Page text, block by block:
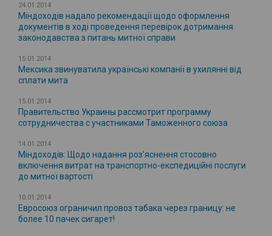
24.01.2014
Міндоходів надало рекомендації щодо оформлення
документів в ході проведення перевірок дотримання
законодавства з питань митної справи
15.01.2014
Мексика звинуватила українські компанії в ухилянні від
сплати мита
15.01.2014
Правительство Украины рассмотрит программу
сотрудничества с участниками Таможенного союза
14.01.2014
Міндоходів: Щодо надання роз’яснення стосовно
включення витрат на транспортно-експедиційні послуги
до митної вартості
10.01.2014
Евросоюз ограничил провоз табака через границу: не
более 10 пачек сигарет!